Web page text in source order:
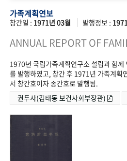
가족계획연보
창간일 : 1971년 03월 발행정보 :
ANNUAL REPORT OF
1970년 국립가족계획연구소 설립과 함께
를 발행하였고, 창간 후 1971년 가족계획
서 창간호이자 종간호로 발행됨.
권두사(김태동 보건사회부장관)